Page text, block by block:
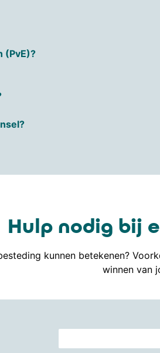
(PvE)?
Hulp nodig bij
kunnen betekenen?
winnen van